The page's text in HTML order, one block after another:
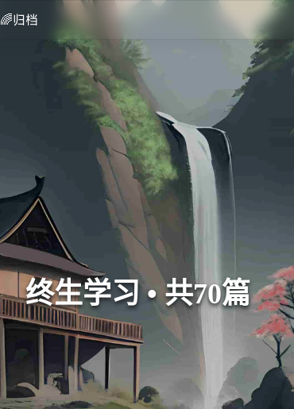
🌈归档
终生学习 • 共70篇